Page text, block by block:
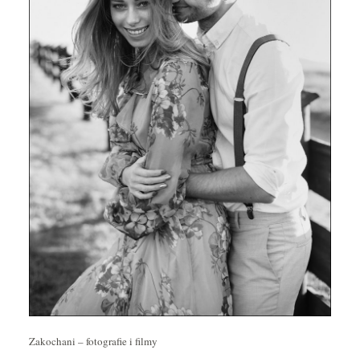
Zakochani – fotografie i filmy